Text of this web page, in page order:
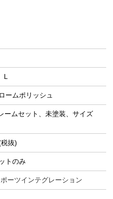
L
ームポリッシュ
ームセット、未塗装、サイズ
抜)
トのみ
ーツインテグレーション